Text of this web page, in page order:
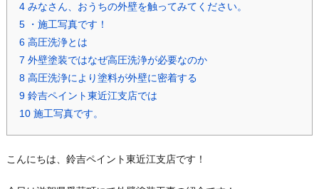
4みなさん、おうちの外壁を触ってみてください。
5・施工写真です！
6高圧洗浄とは
7 外壁塗装ではなぜ高圧洗浄が必要なのか
8高圧洗浄により塗料が外壁に密着する
9鈴吉ペイント東近江支店では
10施工写真です。
こんにちは、鈴吉ペイント東近江支店です！